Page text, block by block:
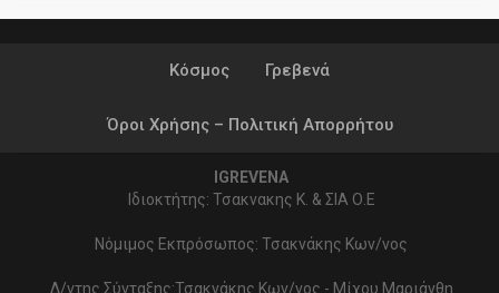
Κόσμος Γρεβενά
Όροι Χρήσης – Πολιτική Απορρήτου
IGREVENA
Ιδιοκτήτης: Τσακνακης Κ. & ΣΙΑ Ο.Ε
Νόμιμος Εκπρόσωπος: Τσακνάκης Κων/νος
Δ/ντης Σύνταξης:Τσακνάκης Κων/νος - Μίχου Μαριάνθη